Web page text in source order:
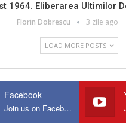
1964. Eliberarea Ultimilor
Florin Dobrescu 3 zile ago
LOAD MORE POSTS
Facebook
Join us on Facebook